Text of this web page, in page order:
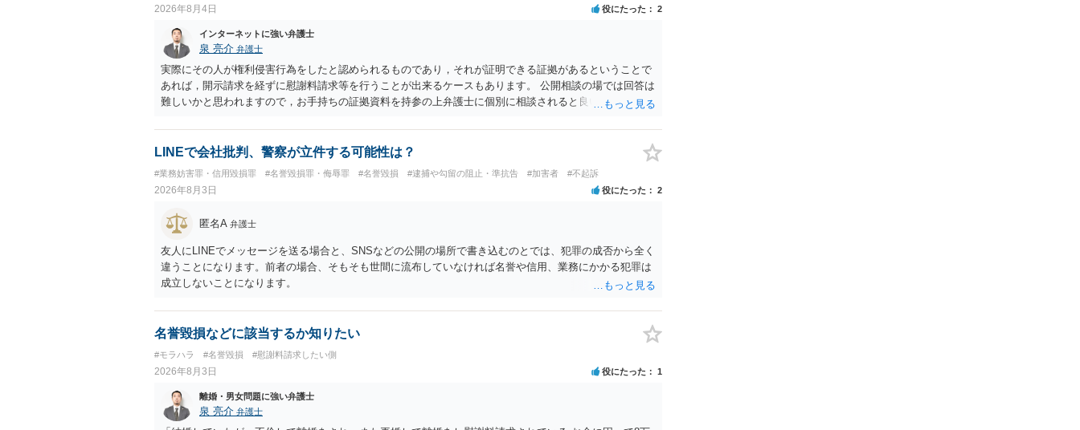
参考まで。
2026年8月4日 役にたった 2
インターネットに強い弁護士
泉 亮介 弁護士
実際にその人が権利侵害行為をしたと認められるものであり，それが証明できる証拠があるということで
あれば，開示請求を経ずに慰謝料請求等を行うことが出来るケースもあります。 公開相談の場では回答は
難しいかと思われますので，お手持ちの証拠資料を持参の上弁護士に個別に相談されると良いでしょう。
LINEで会社批判、警察が立件する可能性は？
#業務妨害罪・信用毀損罪 #名誉毀損罪・侮辱罪 #名誉毀損 #逮捕や勾留の阻止・準抗告 #加害者 #不起訴
2026年8月3日 役にたった 2
匿名A 弁護士
友人にLINEでメッセージを送る場合と、SNSなどの公開の場所で書き込むのとでは、犯罪の成否から全く
違うことになります。前者の場合、そもそも世間に流布していなければ名誉や信用、業務にかかる犯罪は
成立しないことになります。
名誉毀損などに該当するか知りたい
#モラハラ #名誉毀損 #慰謝料請求したい側
2026年8月3日 役にたった 1
離婚・男女問題に強い弁護士
泉 亮介 弁護士